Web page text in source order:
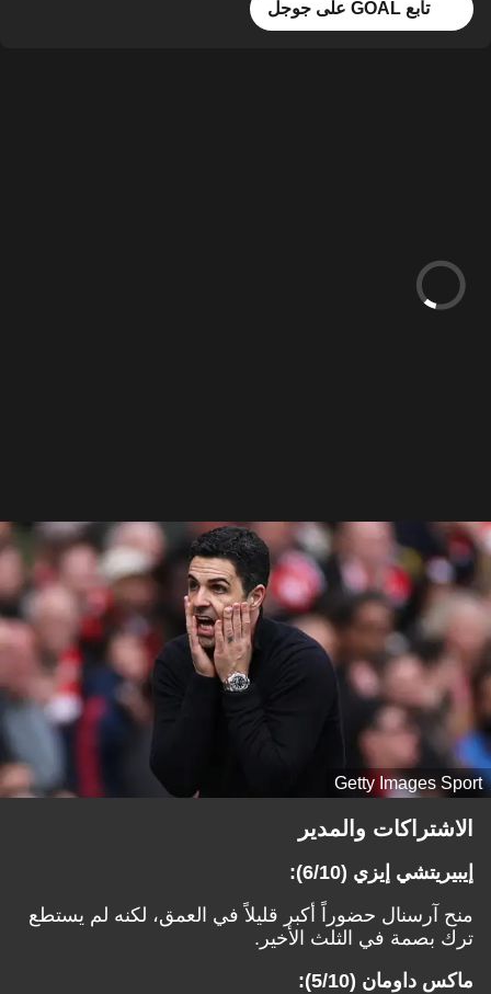
تابع GOAL على جوجل
Getty Images Sport
الاشتراكات والمدير
إيبيريتشي إيزي (6/10):
منح آرسنال حضوراً أكبر قليلاً في العمق، لكنه لم يستطع
ترك بصمة في الثلث الأخير.
ماكس داومان (5/10):